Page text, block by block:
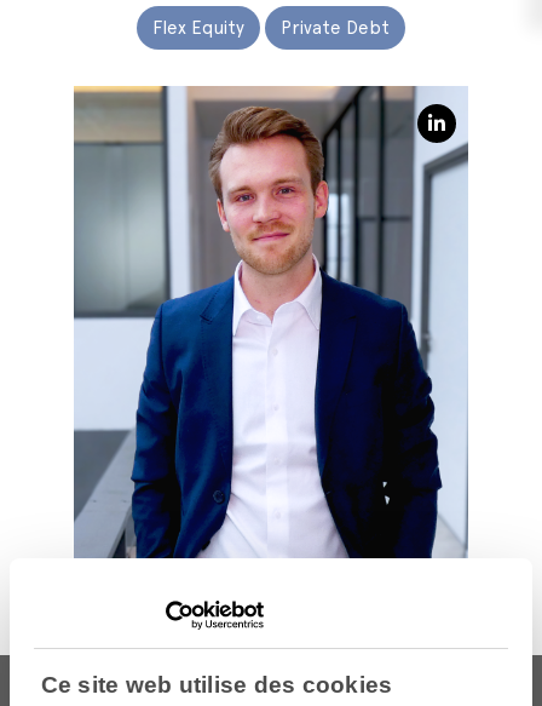
Ce site web utilise des cookies
Flex Equity Private Debt